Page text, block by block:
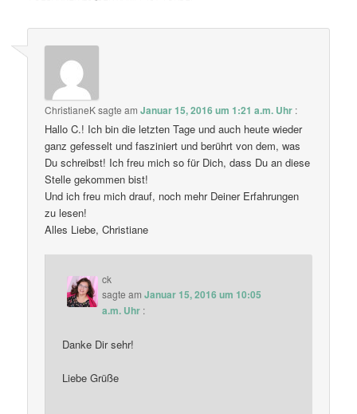
ChristianeKsagte amJanuar 15, 2016 um 1:21 a.m. Uhr :
Hallo C.! Ich bin die letzten Tage und auch heute wieder
ganz gefesselt und fasziniert und berührt von dem, was
Du schreibst! Ich freu mich so für Dich, dass Du an diese
Stelle gekommen bist!
Und ich freu mich drauf, noch mehr Deiner Erfahrungen
zu lesen!
Alles Liebe, Christiane
ck
sagte amJanuar 15, 2016 um 10:05
a.m. Uhr :
Danke Dir sehr!
Liebe Grüße